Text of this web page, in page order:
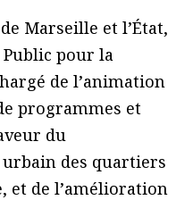
Marseille et lʼÉtat,
pour la
de lʼanimation
programmes et
du
des quartiers
et de lʼamélioration